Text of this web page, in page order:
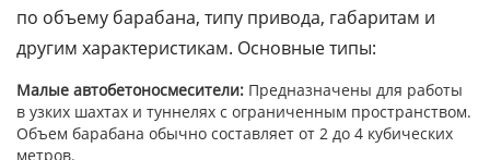
по объему барабана, типу привода, габаритам и
другим характеристикам. Основные типы:
Малые автобетоносмесители: Предназначены для работы
в узких шахтах и туннелях с ограниченным пространством.
Объем барабана обычно составляет от 2 до 4 кубических
метров.